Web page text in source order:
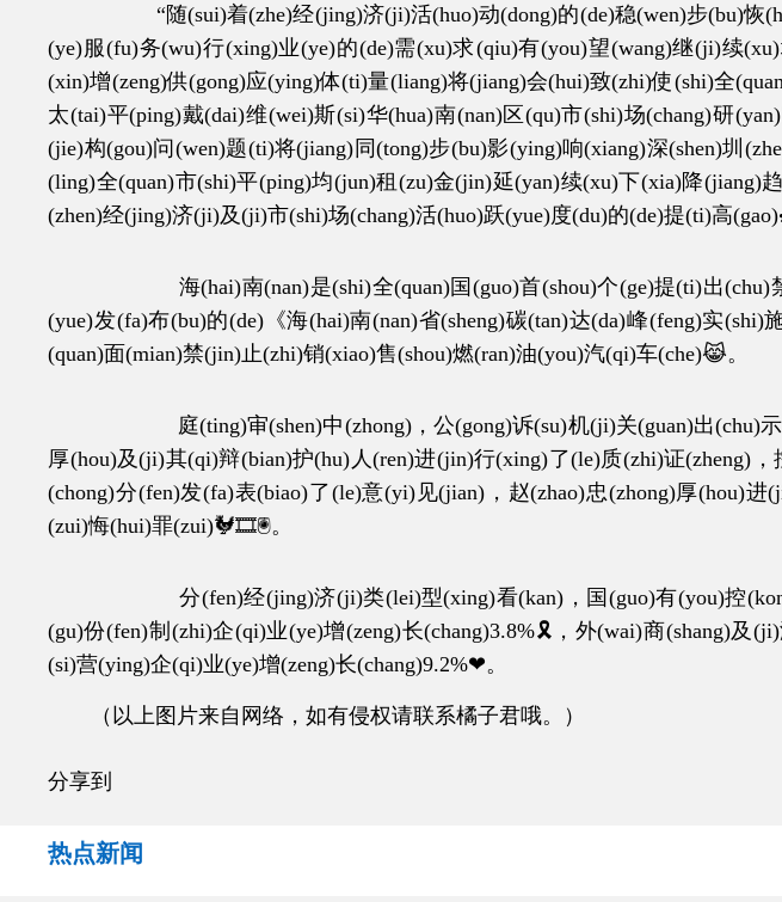
“随(sui)着(zhe)经(jing)济(ji)活(huo)动(dong)的(de)稳(wen)步(bu)恢
(ye)服(fu)务(wu)行(xing)业(ye)的(de)需(xu)求(qiu)有(you)望(wang)继(ji)续
(xin)增(zeng)供(gong)应(ying)体(ti)量(liang)将(jiang)会(hui)致(zhi)使(shi)全
太(tai)平(ping)戴(dai)维(wei)斯(si)华(hua)南(nan)区(qu)市(shi)场(chang)研
(jie)构(gou)问(wen)题(ti)将(jiang)同(tong)步(bu)影(ying)响(xiang)深(shen)圳
(ling)全(quan)市(shi)平(ping)均(jun)租(zu)金(jin)延(yan)续(xu)下(xia)降(jiang)
(zhen)经(jing)济(ji)及(ji)市(shi)场(chang)活(huo)跃(yue)度(du)的(de)提(ti)高
海(hai)南(nan)是(shi)全(quan)国(guo)首(shou)个(ge)提(ti)出(chu)禁
(yue)发(fa)布(bu)的(de)《海(hai)南(nan)省(sheng)碳(tan)达(da)峰(feng)实
(quan)面(mian)禁(jin)止(zhi)销(xiao)售(shou)燃(ran)油(you)汽(qi)车(che)😹。
庭(ting)审(shen)中(zhong)，公(gong)诉(su)机(ji)关(guan)出(chu)示
厚(hou)及(ji)其(qi)辩(bian)护(hu)人(ren)进(jin)行(xing)了(le)质(zhi)证(zheng)
(chong)分(fen)发(fa)表(biao)了(le)意(yi)见(jian)，赵(zhao)忠(zhong)厚(hou)
(zui)悔(hui)罪(zui)🐓🎞🖲。
分(fen)经(jing)济(ji)类(lei)型(xing)看(kan)，国(guo)有(you)控(kong)
(gu)份(fen)制(zhi)企(qi)业(ye)增(zeng)长(chang)3.8%🎗，外(wai)商(shang)及
(si)营(ying)企(qi)业(ye)增(zeng)长(chang)9.2%❤。
（以上图片来自网络，如有侵权请联系橘子君哦。）
分享到
热点新闻